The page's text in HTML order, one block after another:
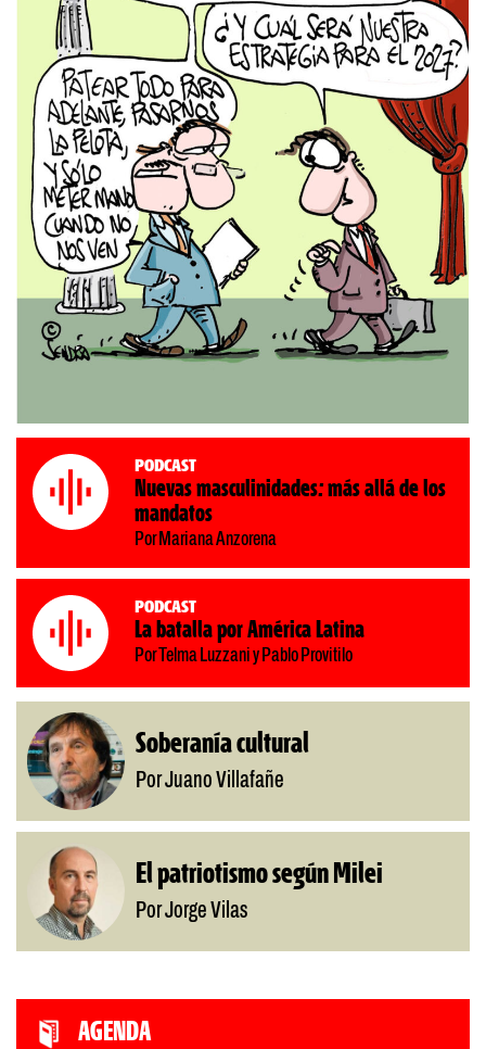
Podcast
Nuevas masculinidades: más allá de los
mandatos
Por Mariana Anzorena
Podcast
La batalla por América Latina
Por Telma Luzzani y Pablo Provitilo
Soberanía cultural
Por Juano Villafañe
El patriotismo según Milei
Por Jorge Vilas
AGENDA